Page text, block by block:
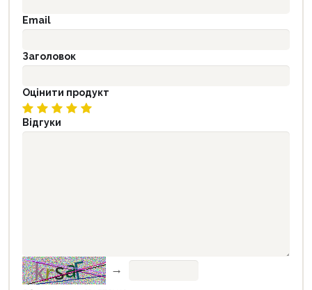
Email
Заголовок
Оцінити продукт
Відгуки
→